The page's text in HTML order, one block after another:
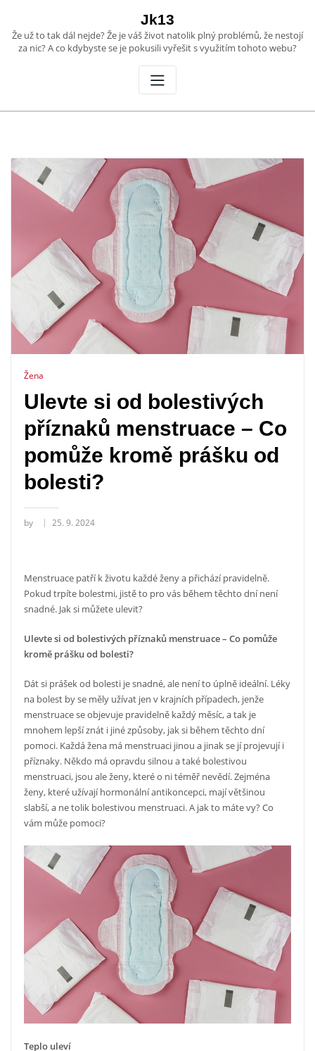
content
Jk13
Že už to tak dál nejde? Že je váš život natolik plný problémů, že nestojí
za nic? A co kdybyste se je pokusili vyřešit s využitím tohoto webu?
Žena
Ulevte si od bolestivých
příznaků menstruace – Co
pomůže kromě prášku od
bolesti?
by 25. 9. 2024
Menstruace patří k životu každé ženy a přichází pravidelně.
Pokud trpíte bolestmi, jistě to pro vás během těchto dní není
snadné. Jak si můžete ulevit?
Ulevte si od bolestivých příznaků menstruace – Co pomůže
kromě prášku od bolesti?
Dát si prášek od bolesti je snadné, ale není to úplně ideální. Léky
na bolest by se měly užívat jen v krajních případech, jenže
menstruace se objevuje pravidelně každý měsíc, a tak je
mnohem lepší znát i jiné způsoby, jak si během těchto dní
pomoci. Každá žena má menstruaci jinou a jinak se jí projevují i
příznaky. Někdo má opravdu silnou a také bolestivou
menstruaci, jsou ale ženy, které o ni téměř nevědí. Zejména
ženy, které užívají hormonální antikoncepci, mají většinou
slabší, a ne tolik bolestivou menstruaci. A jak to máte vy? Co
vám může pomoci?
Teplo uleví